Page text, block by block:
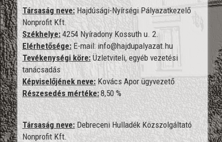
Társaság neve: Hajdúsági-Nyírségi Pályazatkezelő
Nonprofit Kft.
Székhelye: 4254 Nyíradony Kossuth u. 2.
Elérhetősége: E-mail:info@hajdupalyazat.hu
Tevékenységi köre:Üzletviteli, egyéb vezetési
tanácsadás
Képviselőjének neve: Kovács Apor ügyvezető
Részesedés mértéke:8,50 %
Társaság neve: Debreceni Hulladék Közszolgáltató
Nonprofit Kft.